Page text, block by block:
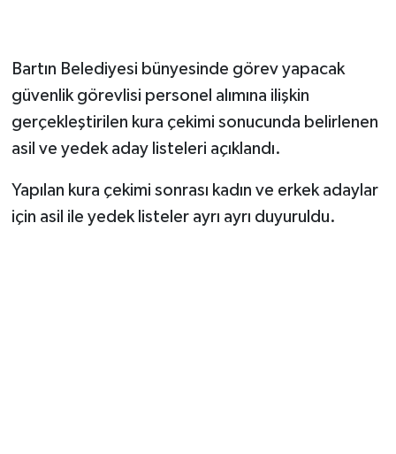
Bartın Belediyesi bünyesinde görev yapacak
güvenlik görevlisi personel alımına ilişkin
gerçekleştirilen kura çekimi sonucunda belirlenen
asil ve yedek aday listeleri açıklandı.
Yapılan kura çekimi sonrası kadın ve erkek adaylar
için asil ile yedek listeler ayrı ayrı duyuruldu.